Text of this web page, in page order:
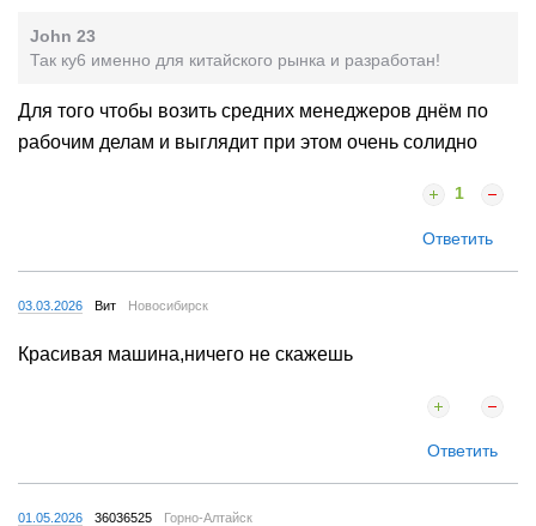
John 23
Так ку6 именно для китайского рынка и разработан!
Для того чтобы возить средних менеджеров днём по
рабочим делам и выглядит при этом очень солидно
1
Ответить
03.03.2026 Вит Новосибирск
Красивая машина,ничего не скажешь
Ответить
01.05.2026 36036525 Горно-Алтайск